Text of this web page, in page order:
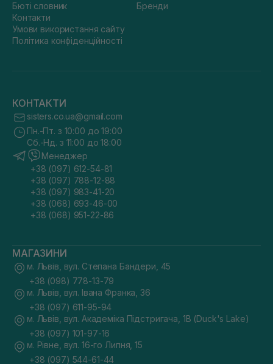
Бюті словник
Контакти
Умови використання сайту
Політика конфіденційності
Бренди
КОНТАКТИ
sisters.co.ua@gmail.com
Пн.-Пт. з 10:00 до 19:00
Сб.-Нд. з 11:00 до 18:00
Менеджер
+38 (097) 612-54-81
+38 (097) 788-12-88
+38 (097) 983-41-20
+38 (068) 693-46-00
+38 (068) 951-22-86
МАГАЗИНИ
м. Львів, вул. Степана Бандери, 45
+38 (098) 778-13-79
м. Львів, вул. Івана Франка, 36
+38 (097) 611-95-94
м. Львів, вул. Академіка Підстригача, 1В (Duck's Lake)
+38 (097) 101-97-16
м. Рівне, вул. 16-го Липня, 15
+38 (097) 544-61-44